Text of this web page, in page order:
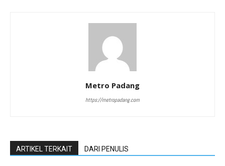
Metro Padang
https://metropadang.com
ARTIKEL TERKAIT DARI PENULIS